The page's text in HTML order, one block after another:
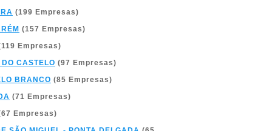
(199 Empresas)
(157 Empresas)
Empresas)
CASTELO (97 Empresas)
BRANCO (85 Empresas)
(71 Empresas)
Empresas)